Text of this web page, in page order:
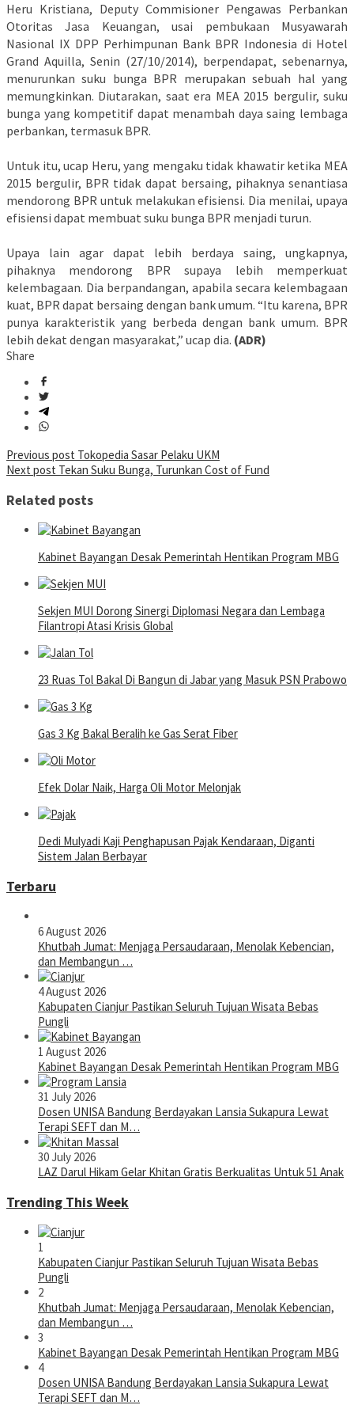
Heru Kristiana, Deputy Commisioner Pengawas Perbankan
Otoritas Jasa Keuangan, usai pembukaan Musyawarah
Nasional IX DPP Perhimpunan Bank BPR Indonesia di Hotel
Grand Aquilla, Senin (27/10/2014), berpendapat, sebenarnya,
menurunkan suku bunga BPR merupakan sebuah hal yang
memungkinkan. Diutarakan, saat era MEA 2015 bergulir, suku
bunga yang kompetitif dapat menambah daya saing lembaga
perbankan, termasuk BPR.
Untuk itu, ucap Heru, yang mengaku tidak khawatir ketika MEA
2015 bergulir, BPR tidak dapat bersaing, pihaknya senantiasa
mendorong BPR untuk melakukan efisiensi. Dia menilai, upaya
efisiensi dapat membuat suku bunga BPR menjadi turun.
Upaya lain agar dapat lebih berdaya saing, ungkapnya,
pihaknya mendorong BPR supaya lebih memperkuat
kelembagaan. Dia berpandangan, apabila secara kelembagaan
kuat, BPR dapat bersaing dengan bank umum. “Itu karena, BPR
punya karakteristik yang berbeda dengan bank umum. BPR
lebih dekat dengan masyarakat,” ucap dia. (ADR)
Share
Post
navigation
Previous post Tokopedia Sasar Pelaku UKM
Next post Tekan Suku Bunga, Turunkan Cost of Fund
Related posts
Kabinet Bayangan Desak Pemerintah Hentikan Program MBG
Sekjen MUI Dorong Sinergi Diplomasi Negara dan Lembaga
Filantropi Atasi Krisis Global
23 Ruas Tol Bakal Di Bangun di Jabar yang Masuk PSN Prabowo
Gas 3 Kg Bakal Beralih ke Gas Serat Fiber
Efek Dolar Naik, Harga Oli Motor Melonjak
Dedi Mulyadi Kaji Penghapusan Pajak Kendaraan, Diganti
Sistem Jalan Berbayar
Terbaru
6 August 2026
Khutbah Jumat: Menjaga Persaudaraan, Menolak Kebencian,
dan Membangun …
4 August 2026
Kabupaten Cianjur Pastikan Seluruh Tujuan Wisata Bebas
Pungli
1 August 2026
Kabinet Bayangan Desak Pemerintah Hentikan Program MBG
31 July 2026
Dosen UNISA Bandung Berdayakan Lansia Sukapura Lewat
Terapi SEFT dan M…
30 July 2026
LAZ Darul Hikam Gelar Khitan Gratis Berkualitas Untuk 51 Anak
Trending This Week
1
Kabupaten Cianjur Pastikan Seluruh Tujuan Wisata Bebas
Pungli
2
Khutbah Jumat: Menjaga Persaudaraan, Menolak Kebencian,
dan Membangun …
3
Kabinet Bayangan Desak Pemerintah Hentikan Program MBG
4
Dosen UNISA Bandung Berdayakan Lansia Sukapura Lewat
Terapi SEFT dan M…